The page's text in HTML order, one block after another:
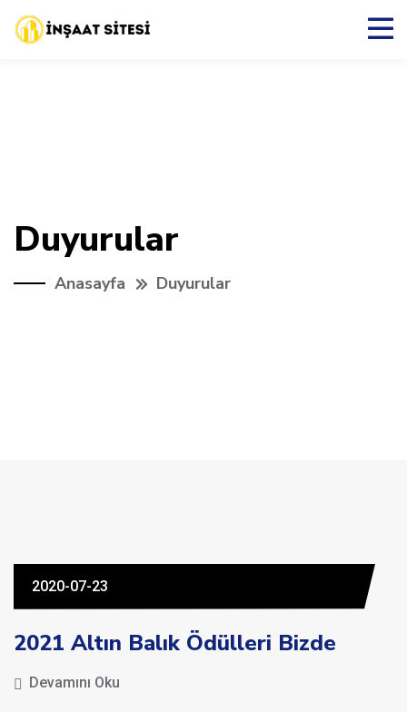
Duyurular
Anasayfa Duyurular
2020-07-23
2021 Altın Balık Ödülleri Bizde
Devamını Oku